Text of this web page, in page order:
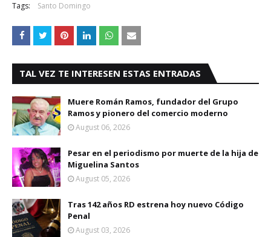
Tags: Santo Domingo
TAL VEZ TE INTERESEN ESTAS ENTRADAS
Muere Román Ramos, fundador del Grupo
Ramos y pionero del comercio moderno
August 06, 2026
Pesar en el periodismo por muerte de la hija de
Miguelina Santos
August 05, 2026
Tras 142 años RD estrena hoy nuevo Código
Penal
August 03, 2026